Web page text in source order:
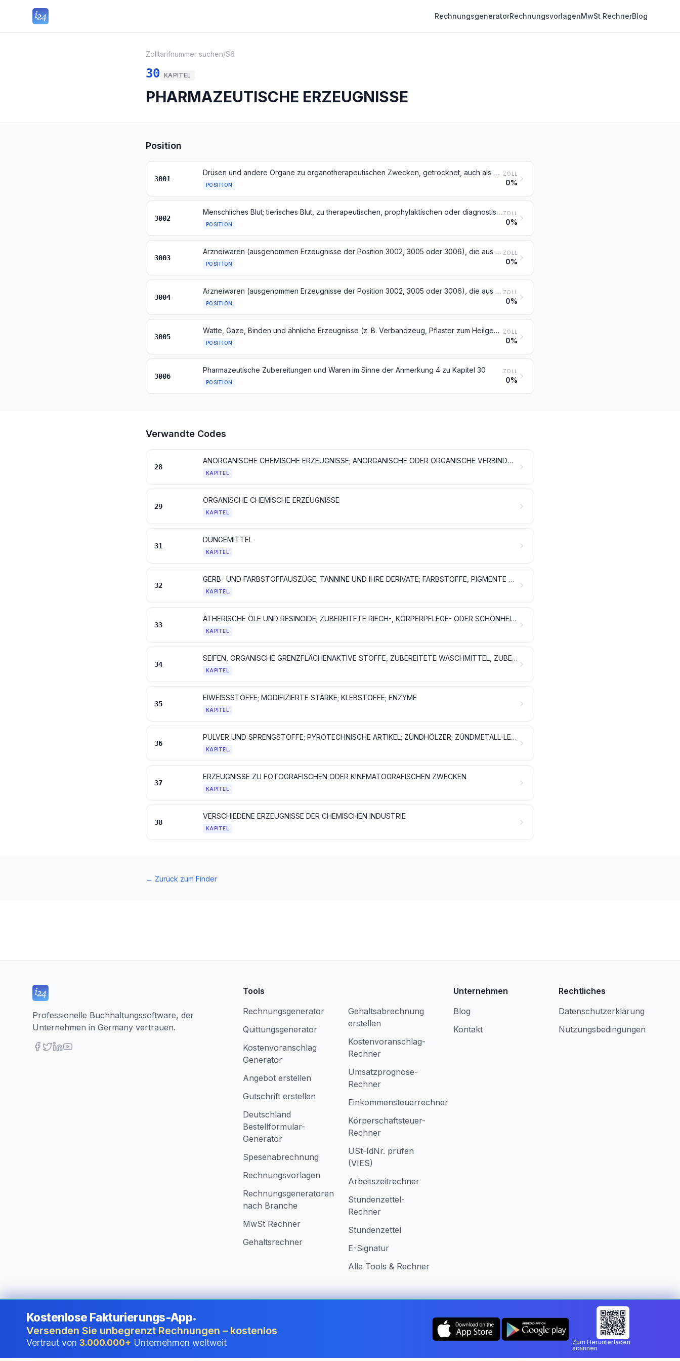
RechnungsgeneratorRechnungsvorlagenMwSt RechnerBlog
Zolltarifnummer suchen/S6
30 KAPITEL
PHARMAZEUTISCHE ERZEUGNISSE
Position
3001
Drüsen und andere Organe zu organotherapeutischen Zwecken, getrocknet, auch als Pulver; Auszüge aus Drüsen oder anderen Organen oder ihren Absonderungen zu organotherapeutischen Zwecken; Heparin und seine Salze; andere menschliche oder tierische Stoffe, zu therapeutischen oder prophylaktischen Zwecken zubereitet, anderweit weder genannt noch inbegriffen
POSITION
ZOLL
0%
3002
Menschliches Blut; tierisches Blut, zu therapeutischen, prophylaktischen oder diagnostischen Zwecken zubereitet; Antisera, andere Blutfraktionen und immunologische Erzeugnisse, auch modifiziert oder in einem biotechnologischen Verfahren hergestellt; Vaccine, Toxine, Kulturen von Mikroorganismen (ausgenommen Hefen) und ähnliche Erzeugnisse; Zellkulturen, auch verändert
POSITION
ZOLL
0%
3003
Arzneiwaren (ausgenommen Erzeugnisse der Position 3002, 3005 oder 3006), die aus zwei oder mehr zu therapeutischen oder prophylaktischen Zwecken gemischten Bestandteilen bestehen, weder dosiert noch in Aufmachungen für den Einzelverkauf
POSITION
ZOLL
0%
3004
Arzneiwaren (ausgenommen Erzeugnisse der Position 3002, 3005 oder 3006), die aus gemischten oder ungemischten Erzeugnissen zu therapeutischen oder prophylaktischen Zwecken bestehen, dosiert (einschließlich solcher, die über die Haut verabreicht werden) oder in Aufmachungen für den Einzelverkauf
POSITION
ZOLL
0%
3005
Watte, Gaze, Binden und ähnliche Erzeugnisse (z. B. Verbandzeug, Pflaster zum Heilgebrauch, Senfpflaster), mit medikamentösen Stoffen getränkt oder überzogen oder in Aufmachungen für den Einzelverkauf zu medizinischen, chirurgischen, zahnärztlichen oder tierärztlichen Zwecken
POSITION
ZOLL
0%
3006
Pharmazeutische Zubereitungen und Waren im Sinne der Anmerkung 4 zu Kapitel 30
POSITION
ZOLL
0%
Verwandte Codes
28
ANORGANISCHE CHEMISCHE ERZEUGNISSE; ANORGANISCHE ODER ORGANISCHE VERBINDUNGEN VON EDELMETALLEN, VON SELTENERDMETALLEN, VON RADIOAKTIVEN ELEMENTEN ODER VON ISOTOPEN
KAPITEL
29
ORGANISCHE CHEMISCHE ERZEUGNISSE
KAPITEL
31
DÜNGEMITTEL
KAPITEL
32
GERB- UND FARBSTOFFAUSZÜGE; TANNINE UND IHRE DERIVATE; FARBSTOFFE, PIGMENTE UND ANDERE FARBMITTEL; ANSTRICHFARBEN UND LACKE; KITTE; TINTEN
KAPITEL
33
ÄTHERISCHE ÖLE UND RESINOIDE; ZUBEREITETE RIECH-, KÖRPERPFLEGE- ODER SCHÖNHEITSMITTEL
KAPITEL
34
SEIFEN, ORGANISCHE GRENZFLÄCHENAKTIVE STOFFE, ZUBEREITETE WASCHMITTEL, ZUBEREITETE SCHMIERMITTEL, KÜNSTLICHE WACHSE, ZUBEREITETE WACHSE, SCHUHCREME, SCHEUERPULVER UND DERGLEICHEN, KERZEN UND ÄHNLICHE ERZEUGNISSE, MODELLIERMASSEN, „DENTALWACHS“ UND ZUBEREITUNGEN FÜR ZAHNÄRZTLICHE ZWECKE AUF DER GRUNDLAGE VON GIPS
KAPITEL
35
EIWEISSSTOFFE; MODIFIZIERTE STÄRKE; KLEBSTOFFE; ENZYME
KAPITEL
36
PULVER UND SPRENGSTOFFE; PYROTECHNISCHE ARTIKEL; ZÜNDHÖLZER; ZÜNDMETALL-LEGIERUNGEN; LEICHT ENTZÜNDLICHE STOFFE
KAPITEL
37
ERZEUGNISSE ZU FOTOGRAFISCHEN ODER KINEMATOGRAFISCHEN ZWECKEN
KAPITEL
38
VERSCHIEDENE ERZEUGNISSE DER CHEMISCHEN INDUSTRIE
KAPITEL
← Zurück zum Finder
Professionelle Buchhaltungssoftware, der
Unternehmen in Germany vertrauen.
Tools
Rechnungsgenerator
Quittungsgenerator
Kostenvoranschlag
Generator
Angebot erstellen
Gutschrift erstellen
Deutschland
Bestellformular-
Generator
Spesenabrechnung
Rechnungsvorlagen
Rechnungsgeneratoren
nach Branche
MwSt Rechner
Gehaltsrechner
Gehaltsabrechnung
erstellen
Kostenvoranschlag-
Rechner
Umsatzprognose-
Rechner
Einkommensteuerrechner
Körperschaftsteuer-
Rechner
USt-IdNr. prüfen
(VIES)
Arbeitszeitrechner
Stundenzettel-
Rechner
Stundenzettel
E-Signatur
Alle Tools & Rechner
Unternehmen
Blog
Kontakt
Rechtliches
Datenschutzerklärung
Nutzungsbedingungen
©2026i24 Limited. All rights reserved.• Für Unternehmen in Germany Land ändern:
Kostenlose Fakturierungs-App•
Versenden Sie unbegrenzt Rechnungen – kostenlos
Vertraut von 3.000.000+ Unternehmen weltweit
Zum Herunterladen
scannen